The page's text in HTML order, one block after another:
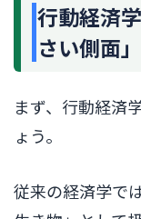
行動経済
さい側面
まず、行動経済
ょう。
従来の経済学で